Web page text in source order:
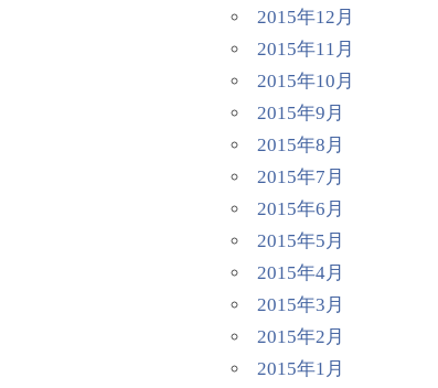
2015年12月
2015年11月
2015年10月
2015年9月
2015年8月
2015年7月
2015年6月
2015年5月
2015年4月
2015年3月
2015年2月
2015年1月